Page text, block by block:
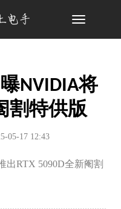
Toggle
NVIDIA将
割特供版
05-17 12:43
RTX 5090D全新阉割